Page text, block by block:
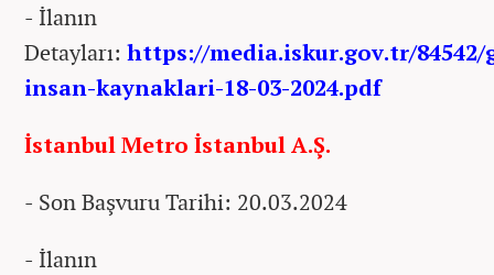
- İlanın
Detayları: https://media.iskur.gov.tr/
insan-kaynaklari-18-03-2024.pdf
İstanbul Metro İstanbul A.Ş.
- Son Başvuru Tarihi: 20.03.2024
- İlanın